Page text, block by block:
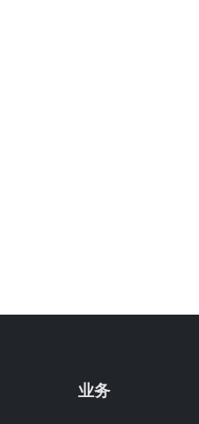
业务